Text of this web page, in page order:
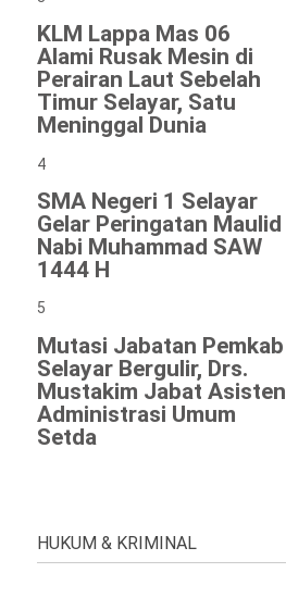
KLM Lappa Mas 06
Alami Rusak Mesin di
Perairan Laut Sebelah
Timur Selayar, Satu
Meninggal Dunia
4
SMA Negeri 1 Selayar
Gelar Peringatan Maulid
Nabi Muhammad SAW
1444 H
5
Mutasi Jabatan Pemkab
Selayar Bergulir, Drs.
Mustakim Jabat Asisten
Administrasi Umum
Setda
HUKUM & KRIMINAL